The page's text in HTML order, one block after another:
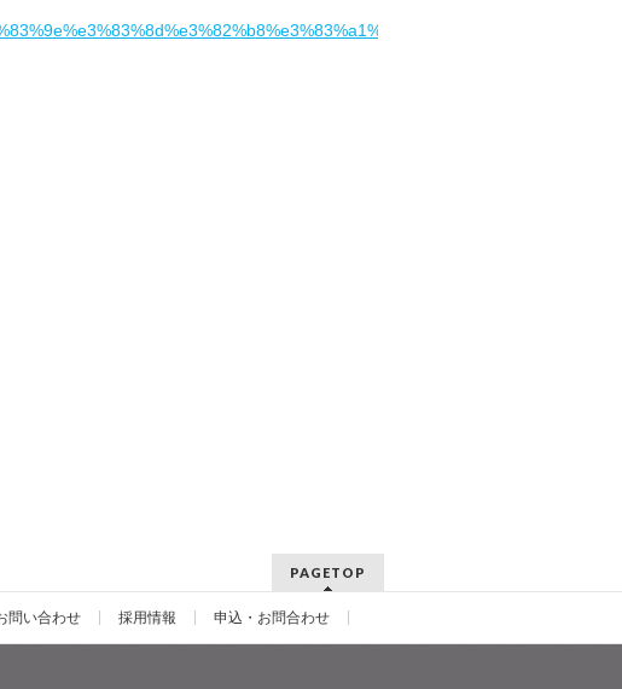
PAGETOP
問い合わせ 採用情報 申込・お問合わせ